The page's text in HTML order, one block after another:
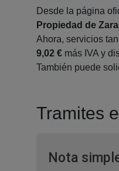
Desde la página
Propiedad de
Ahora, servicios
9,02 € más IVA y
También puede
Tramites
Nota